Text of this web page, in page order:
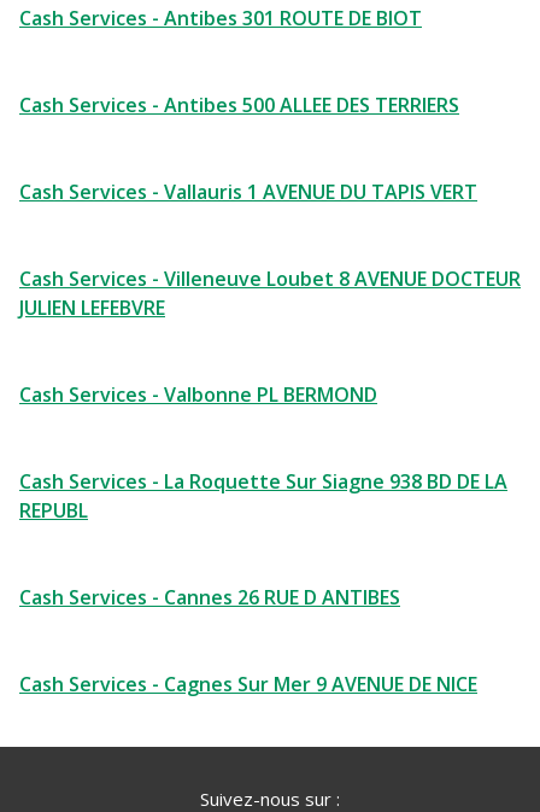
Cash Services - Antibes 301 ROUTE DE BIOT
Cash Services - Antibes 500 ALLEE DES TERRIERS
Cash Services - Vallauris 1 AVENUE DU TAPIS VERT
Cash Services - Villeneuve Loubet 8 AVENUE DOCTEUR
JULIEN LEFEBVRE
Cash Services - Valbonne PL BERMOND
Cash Services - La Roquette Sur Siagne 938 BD DE LA
REPUBL
Cash Services - Cannes 26 RUE D ANTIBES
Cash Services - Cagnes Sur Mer 9 AVENUE DE NICE
Suivez-nous sur :